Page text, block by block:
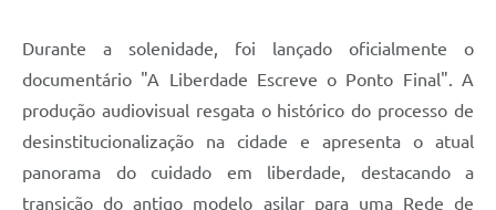
Durante a solenidade, foi lançado oficialmente o
documentário "A Liberdade Escreve o Ponto Final". A
produção audiovisual resgata o histórico do processo de
desinstitucionalização na cidade e apresenta o atual
panorama do cuidado em liberdade, destacando a
transição do antigo modelo asilar para uma Rede de